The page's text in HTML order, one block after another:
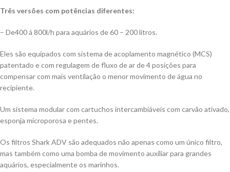
Três versões com potências diferentes:
– De400 á 800l/h para aquários de 60 – 200 litros.
Eles são equipados com sistema de acoplamento magnético (MCS)
patentado e com regulagem de fluxo de ar de 4 posições para
compensar com mais ventilação o menor movimento de água no
recipiente.
Um sistema modular com cartuchos intercambiáveis com carvão ativado,
esponja microporosa e pentes.
Os filtros Shark ADV são adequados não apenas como um único filtro,
mas também como uma bomba de movimento auxiliar para grandes
aquários, especialmente os marinhos.